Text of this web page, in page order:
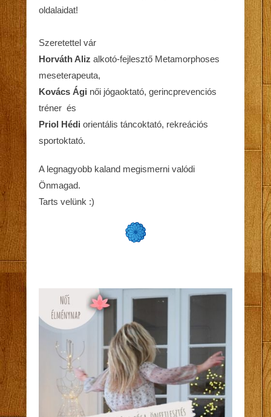
oldalaidat!
Szeretettel vár
Horváth Aliz alkotó-fejlesztő Metamorphoses
meseterapeuta,
Kovács Ági női jógaoktató, gerincprevenciós
tréner és
Priol Hédi orientális táncoktató, rekreációs
sportoktató.
A legnagyobb kaland megismerni valódi
Önmagad.
Tarts velünk :)